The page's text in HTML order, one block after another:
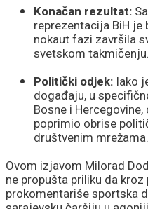
Konačan rezultat:
reprezentacija BiH
nokaut fazi završila
svetskom takmičenju.
Politički odjek: Iako
događaju, u
Bosne i
poprimio obrise
društvenim mrežama.
Ovom izjavom Milorad
ne propušta priliku da
prokomentariše sportska